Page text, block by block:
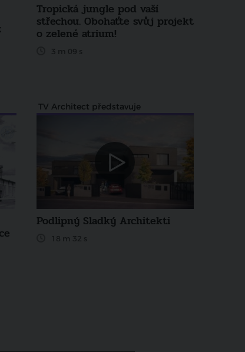
Tropická jungle pod vaší
střechou. Obohaťte svůj projekt
o zelené atrium!
3 m 09 s
TV Architect představuje
Podlipný Sladký Architekti
18 m 32 s